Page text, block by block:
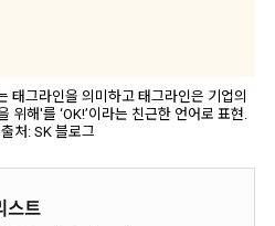
태그라인을 의미하고 태그라인은 기업의
위해'를 ‘OK!’이라는 친근한 언어로 표현.
처: SK 블로그
스트